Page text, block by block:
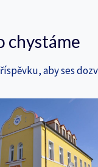
chystáme
aby ses